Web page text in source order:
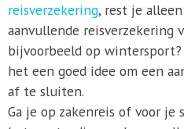
reisverzekering, rest je
aanvullende reisverzekering
bijvoorbeeld op
het een goed idee om een
af te sluiten.
Ga je op zakenreis of voor je